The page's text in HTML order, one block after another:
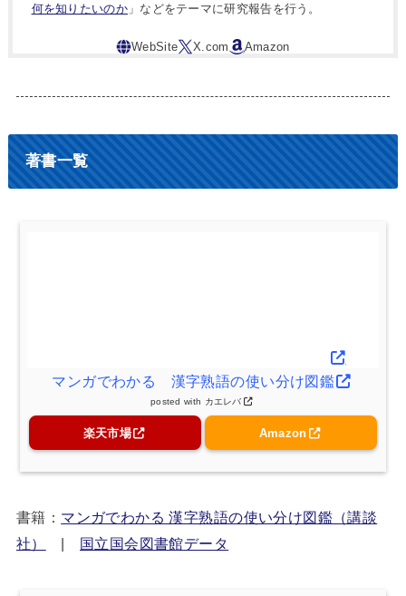
何を知りたいのか」などをテーマに研究報告を行う。
著書一覧
マンガでわかる 漢字熟語の使い分け図鑑
posted with カエレバ
楽天市場 Amazon
書籍： マンガでわかる 漢字熟語の使い分け図鑑（講談
社）
| 国立国会図書館データ